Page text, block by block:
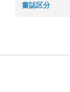
書誌区分